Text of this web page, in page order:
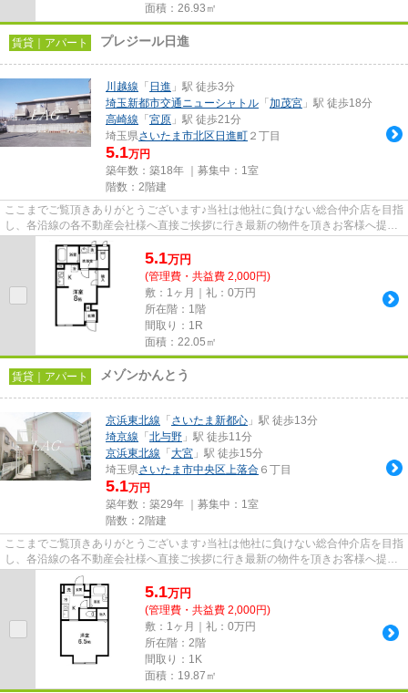
面積：26.93㎡
賃貸｜アパート プレジール日進
川越線 「 日進 」駅 徒歩3分
埼玉新都市交通ニューシャトル 「 加茂宮 」駅 徒歩18分
高崎線 「 宮原 」駅 徒歩21分
埼玉県さいたま市北区 日進町 ２丁目
5.1万円
築年数：築18年 ｜募集中： 1室
階数：2階建
ここまでご覧頂きありがとうございます♪当社は他社に負けない総合仲介店を目指
し、各沿線の各不動産会社様へ直接ご挨拶に行き最新の物件を頂きお客様へ提供
しております！最新の情報は...
5.1万円
(管理費・共益費 2,000円)
敷：1ヶ月｜礼：0万円
所在階：1階
間取り：1R
面積：22.05㎡
賃貸｜アパート メゾンかんとう
京浜東北線 「 さいたま新都心 」駅 徒歩13分
埼京線 「 北与野 」駅 徒歩11分
京浜東北線 「 大宮 」駅 徒歩15分
埼玉県さいたま市中央区上落合 ６丁目
5.1万円
築年数：築29年 ｜募集中： 1室
階数：2階建
ここまでご覧頂きありがとうございます♪当社は他社に負けない総合仲介店を目指
し、各沿線の各不動産会社様へ直接ご挨拶に行き最新の物件を頂きお客様へ提供
しております！最新の情報は...
5.1万円
(管理費・共益費 2,000円)
敷：1ヶ月｜礼：0万円
所在階：2階
間取り：1K
面積：19.87㎡